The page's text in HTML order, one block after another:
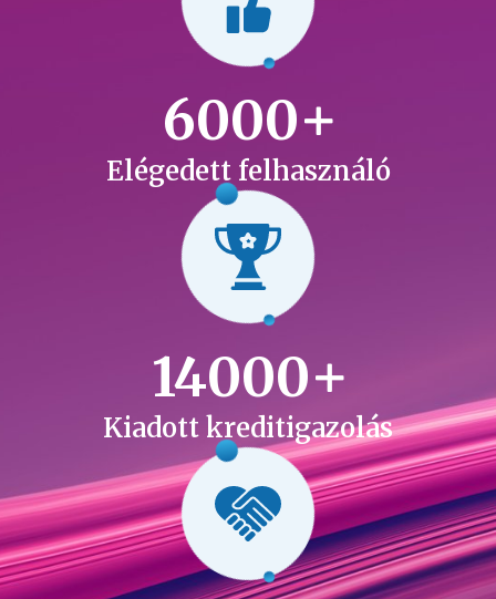
6000
Elégedett felhasználó
14000
Kiadott kreditigazolás